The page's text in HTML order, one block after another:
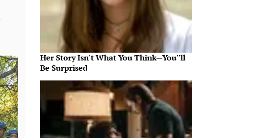
Her Story Isn't What You Think—You''ll
Be Surprised